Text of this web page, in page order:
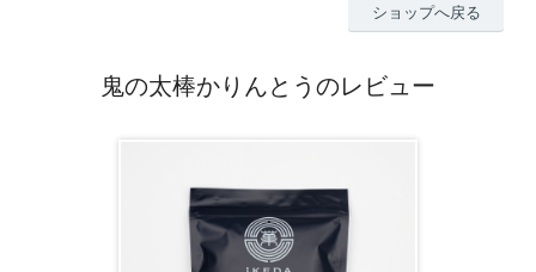
ショップへ戻る
鬼の太棒かりんとうのレビュー